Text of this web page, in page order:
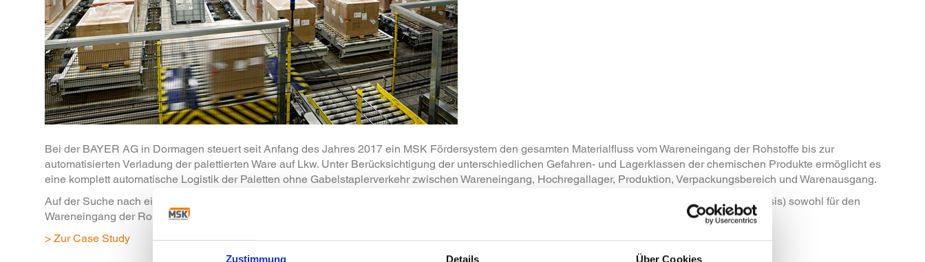
Zustimmung Details Über Cookies
Bei der BAYER AG in Dormagen steuert seit Anfang des Jahres 2017 ein MSK Fördersystem den gesamten Materialfluss vom Wareneingang der Rohstoffe bis zur
automatisierten Verladung der palettierten Ware auf Lkw. Unter Berücksichtigung der unterschiedlichen Gefahren- und Lagerklassen der chemischen Produkte ermöglicht es
eine komplett automatische Logistik der Paletten ohne Gabelstaplerverkehr zwischen Wareneingang, Hochregallager, Produktion, Verpackungsbereich und Warenausgang.
Auf der Suche nach einem modernen Logistikkonzept zur Umstellung der manuellen Lagertätigkeit zu einem automatischen HUB (Hauptumschlagbasis) sowohl für den
Wareneingang der Rohstoffe, Zwischenlagerung, Verpackung der Fertigware und Versand wandte sich BAYER an MSK...
> Zur Case Study